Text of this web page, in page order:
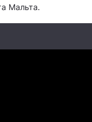
Мальта.